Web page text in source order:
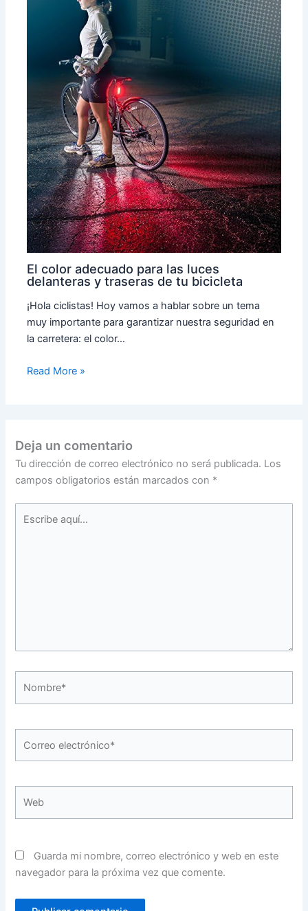
El color adecuado para las luces
delanteras y traseras de tu bicicleta
¡Hola ciclistas! Hoy vamos a hablar sobre un tema
muy importante para garantizar nuestra seguridad en
la carretera: el color…
Read More »
Deja un comentario
Tu dirección de correo electrónico no será publicada. Los
campos obligatorios están marcados con *
electrónico*
Guarda mi nombre, correo electrónico y web en este
navegador para la próxima vez que comente.